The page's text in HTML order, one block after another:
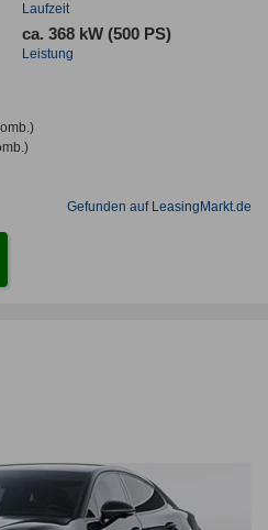
Laufzeit
ca. 368 kW (500 PS)
Leistung
Gefunden auf LeasingMarkt.de